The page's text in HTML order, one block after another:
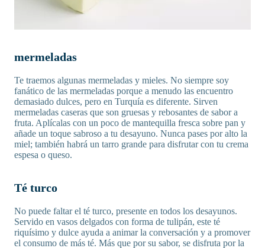
mermeladas
Te traemos algunas mermeladas y mieles. No siempre soy
fanático de las mermeladas porque a menudo las encuentro
demasiado dulces, pero en Turquía es diferente. Sirven
mermeladas caseras que son gruesas y rebosantes de sabor a
fruta. Aplícalas con un poco de mantequilla fresca sobre pan y
añade un toque sabroso a tu desayuno. Nunca pases por alto la
miel; también habrá un tarro grande para disfrutar con tu crema
espesa o queso.
Té turco
No puede faltar el té turco, presente en todos los desayunos.
Servido en vasos delgados con forma de tulipán, este té
riquísimo y dulce ayuda a animar la conversación y a promover
el consumo de más té. Más que por su sabor, se disfruta por la